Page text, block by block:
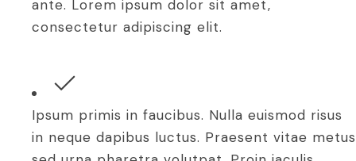
ante. Lorem ipsum dolor sit amet,
consectetur adipiscing elit.
Ipsum primis in faucibus. Nulla euismod risus
in neque dapibus luctus. Praesent vitae metus